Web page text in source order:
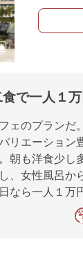
で一人１万
ェのプランだ
リエーション
朝も洋食少し
、女性風呂か
なら一人１万